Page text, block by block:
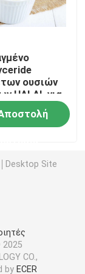
ουσιών
HALAL για
Desktop Site
CO.,
by ECER